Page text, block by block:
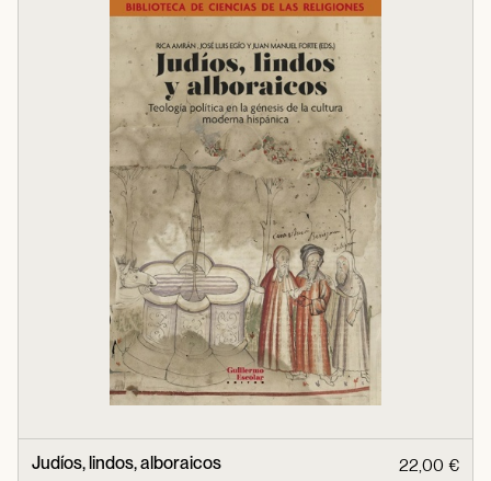
Judíos, lindos, alboraicos 22,00 €